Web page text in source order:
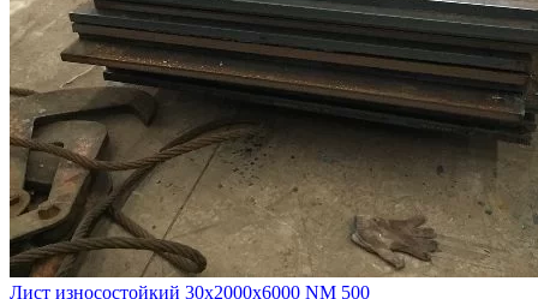
Лист износостойкий 30х2000х6000 NM 500